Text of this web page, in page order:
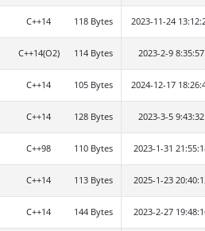
C++14 118 Bytes 2023-11-24
C++14(O2) 114 Bytes 2023-2-9 8:35:57
C++14 105 Bytes 2024-12-17
C++14 128 Bytes 2023-3-5 9:43:32
C++98 110 Bytes 2023-1-31
C++14 113 Bytes 2025-1-23
C++14 144 Bytes 2023-2-27